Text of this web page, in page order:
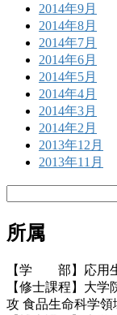
2014年9月
2014年8月
2014年7月
2014年6月
2014年5月
2014年4月
2014年3月
2014年2月
2013年12月
2013年11月
所属
【学 部】応用
【修士課程】大
攻 食品生命科学領